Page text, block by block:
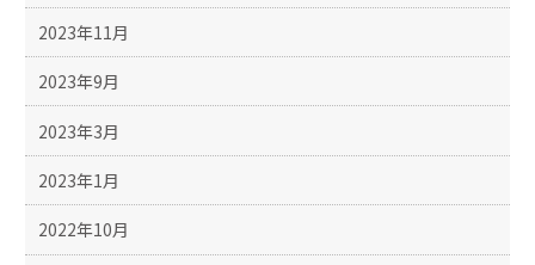
2023年11月
2023年9月
2023年3月
2023年1月
2022年10月